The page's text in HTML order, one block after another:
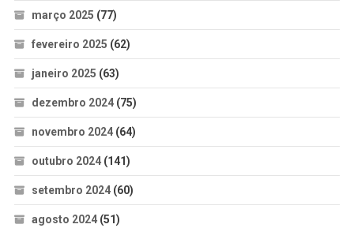
março 2025 (77)
fevereiro 2025 (62)
janeiro 2025 (63)
dezembro 2024(75)
novembro 2024(64)
outubro 2024(141)
setembro 2024(60)
agosto 2024(51)